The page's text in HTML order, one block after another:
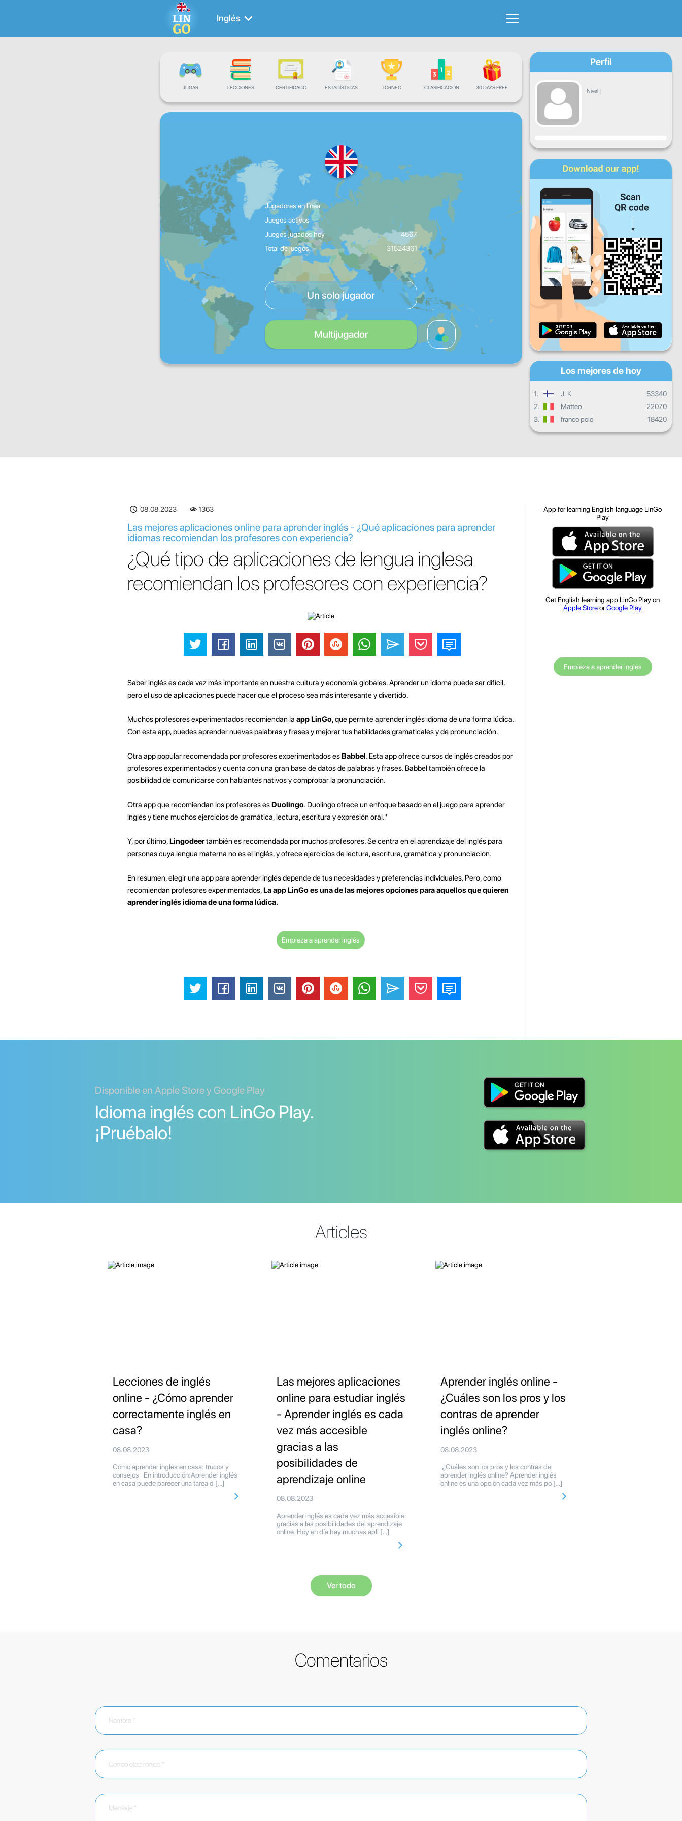
Inglés
JUGAR LECCIONES CERTIFICADO ESTADÍSTICAS TORNEO CLASIFICACIÓN 30 DAYS FREE
Jugadores en línea
Juegos activos
Juegos jugados hoy
4567
Total de juegos
31524361
Un solo jugador
Multijugador
Perfil
Nivel |
Progreso
Lun Mié Jue
Sáb Dom
Progreso diario
Progreso mensual
Progreso general
Los mejores de hoy
1. J. K
53340
2.
Matteo
22070
3.
franco polo 18420
08.08.2023 1363
Las mejores aplicaciones online para aprender inglés - ¿Qué aplicaciones para aprender
idiomas recomiendan los profesores con experiencia?
¿Qué tipo de aplicaciones de lengua inglesa
recomiendan los profesores con experiencia?
Saber inglés es cada vez más importante en nuestra cultura y economía globales. Aprender un idioma puede ser difícil,
pero el uso de aplicaciones puede hacer que el proceso sea más interesante y divertido.
Muchos profesores experimentados recomiendan la app LinGo, que permite aprender inglés idioma de una forma lúdica.
Con esta app, puedes aprender nuevas palabras y frases y mejorar tus habilidades gramaticales y de pronunciación.
Otra app popular recomendada por profesores experimentados esBabbel. Esta app ofrece cursos de inglés creados por
profesores experimentados y cuenta con una gran base de datos de palabras y frases. Babbel también ofrece la
posibilidad de comunicarse con hablantes nativos y comprobar la pronunciación.
Otra app que recomiendan los profesores esDuolingo. Duolingo ofrece un enfoque basado en el juego para aprender
inglés y tiene muchos ejercicios de gramática, lectura, escritura y expresión oral."
Y, por último,Lingodeertambién es recomendada por muchos profesores. Se centra en el aprendizaje del inglés para
personas cuya lengua materna no es el inglés, y ofrece ejercicios de lectura, escritura, gramática y pronunciación.
En resumen, elegir una app para aprender inglés depende de tus necesidades y preferencias individuales. Pero, como
recomiendan profesores experimentados,La app LinGo es una de las mejores opciones para aquellos que quieren
aprender inglés idioma de una forma lúdica.
Empieza a aprender inglés
App for learning English language LinGo
Play
Get English learning app LinGo Play on
Apple StoreorGoogle Play
Empieza a aprender inglés
Disponible en Apple Store y Google Play
Idioma inglés con LinGo Play.
¡Pruébalo!
Articles
Lecciones de inglés
online - ¿Cómo aprender
correctamente inglés en
casa?
08.08.2023
Cómo aprender inglés en casa: trucos y
consejos En introducción:Aprender inglés
en casa puede parecer una tarea d […]
Las mejores aplicaciones
online para estudiar inglés
- Aprender inglés es cada
vez más accesible
gracias a las
posibilidades de
aprendizaje online
08.08.2023
Aprender inglés es cada vez más accesible
gracias a las posibilidades del aprendizaje
online. Hoy en día hay muchas apli […]
Aprender inglés online -
¿Cuáles son los pros y los
contras de aprender
inglés online?
08.08.2023
¿Cuáles son los pros y los contras de
aprender inglés online? Aprender inglés
online es una opción cada vez más po […]
Ver todo
Comentarios